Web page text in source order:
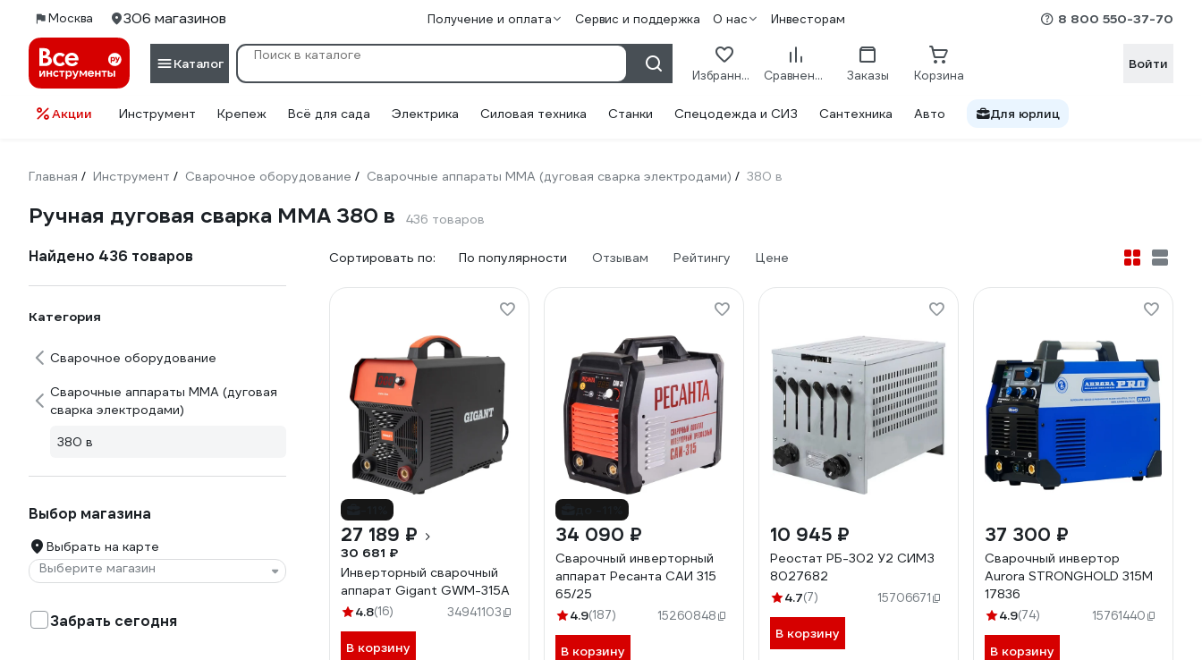
Москва 306 магазинов Получение и оплата Сервис и поддержка О нас Инвесторам 8 800 550-37-70
Каталог
Избранное Сравнение Заказы Корзина
Войти
Акции Инструмент Крепеж Всё для сада Электрика Силовая техника Станки Спецодежда и СИЗ Сантехника Авто Для юрлиц
Главная / Инструмент / Сварочное оборудование / Сварочные аппараты ММА (дуговая сварка электродами) / 380 в
Ручная дуговая сварка MMA 380 в 436 товаров
Найдено 436 товаров
Категория
Сварочное оборудование
Сварочные аппараты ММА (дуговая
сварка электродами)
380 в
Выбор магазина
Выбрать на карте
Выберите магазин
Забрать сегодня
Сортировать по: По популярности Отзывам Рейтингу Цене
27 189 ₽
30 681 ₽
Инверторный сварочный
аппарат Gigant GWM-315A
4.8(16) 34941103
В корзину
34 090 ₽
Сварочный инверторный
аппарат Ресанта САИ 315
65/25
4.9(187) 15260848
В корзину
10 945 ₽
Реостат РБ-302 У2 СИМЗ
8027682
4.7(7) 15706671
В корзину
37 300 ₽
Cварочный инвертор
Aurora STRONGHOLD 315M
17836
4.9(74) 15761440
В корзину